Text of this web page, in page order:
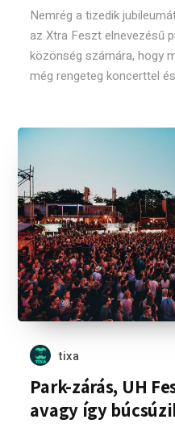
Nemrég a tizedik
az Xtra Feszt elnevezésű
közönség számára, hogy
még rengeteg koncerttel
tixa
Park-zárás, UH
avagy így